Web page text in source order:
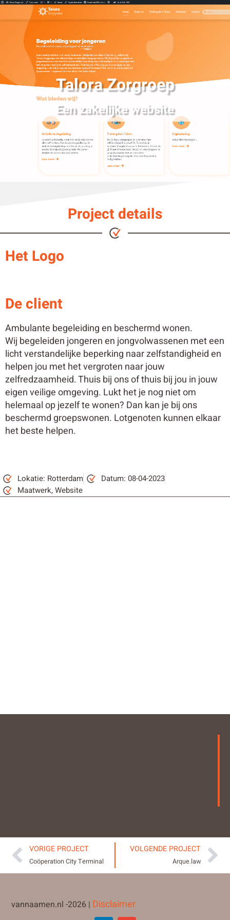
Talora Zorgroep
Een zakelijke website
Project details
Het Logo
De client
Ambulante begeleiding en beschermd wonen.
Wij begeleiden jongeren en jongvolwassenen met een
licht verstandelijke beperking naar zelfstandigheid en
helpen jou met het vergroten naar jouw
zelfredzaamheid. Thuis bij ons of thuis bij jou in jouw
eigen veilige omgeving. Lukt het je nog niet om
helemaal op jezelf te wonen? Dan kan je bij ons
beschermd groepswonen. Lotgenoten kunnen elkaar
het beste helpen.
Lokatie: Rotterdam
Datum: 08-04-2023
Maatwerk,Website
VORIGE PROJECT
Coöperation City Terminal
VOLGENDE PROJECT
Arque.law
vannaamen.nl -2026 | Disclaimer